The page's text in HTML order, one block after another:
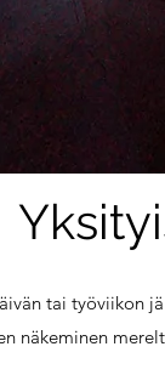
tai työviikon
näkeminen